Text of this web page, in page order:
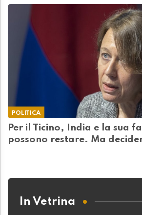
POLITICA
Per il Ticino, India e la sua
possono restare. Ma
In Vetrina